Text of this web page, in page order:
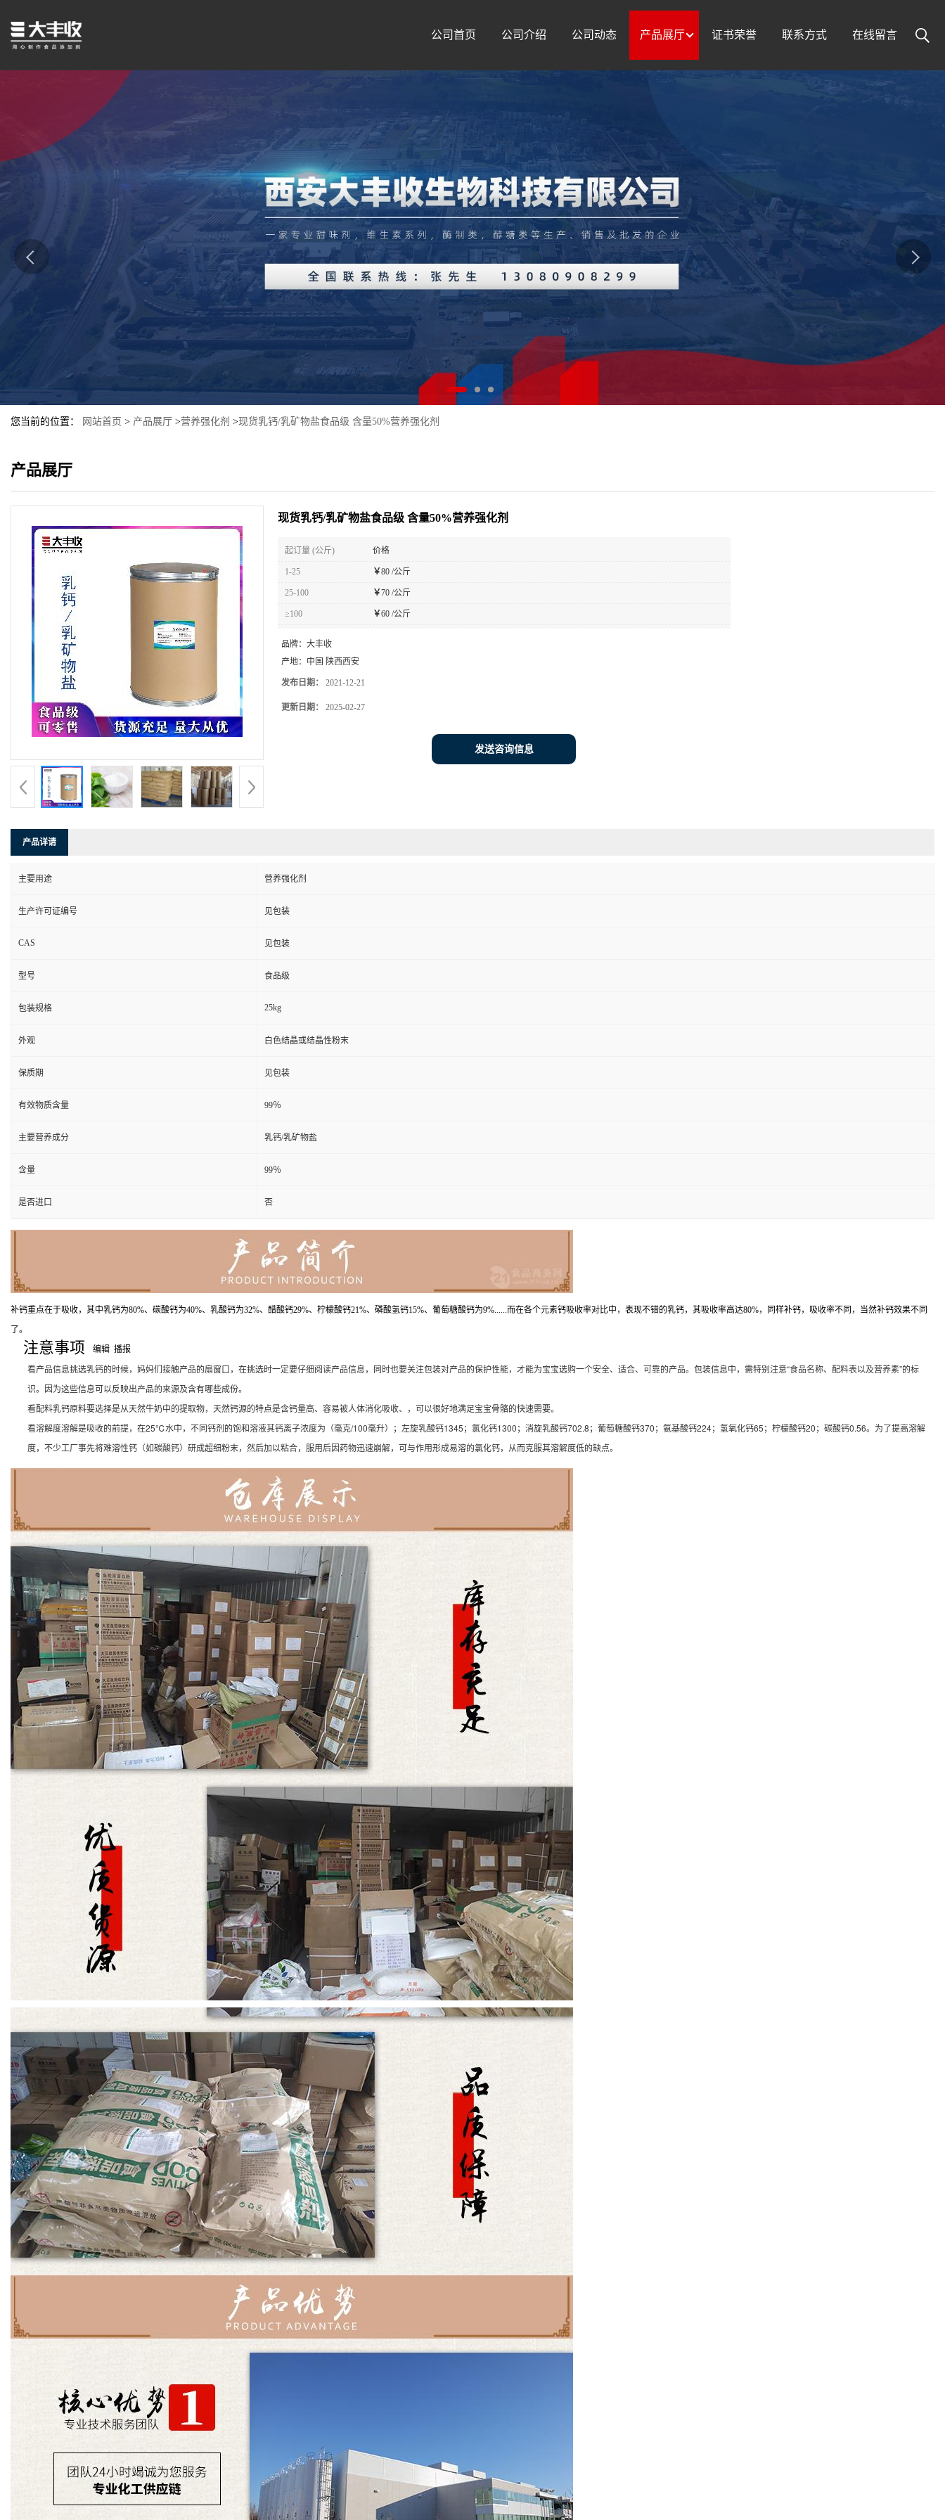
公司首页 公司介绍 公司动态 产品展厅 证书荣誉 联系方式 在线留言
您当前的位置： 网站首页 > 产品展厅 >营养强化剂 >现货乳钙/乳矿物盐食品级 含量50%营养强化剂
产品展厅
现货乳钙/乳矿物盐食品级 含量50%营养强化剂
起订量 (公斤) 价格
1-25 ￥80 /公斤
25-100 ￥70 /公斤
≥100 ￥60 /公斤
品牌： 大丰收
产地： 中国 陕西西安
发布日期： 2021-12-21
更新日期： 2025-02-27
发送咨询信息
产品详请
主要用途 营养强化剂
生产许可证编号 见包装
CAS 见包装
型号 食品级
包装规格 25kg
外观 白色结晶或结晶性粉末
保质期 见包装
有效物质含量 99％
主要营养成分 乳钙/乳矿物盐
含量 99％
是否进口 否
补钙重点在于吸收，其中乳钙为80%、碳酸钙为40%、乳酸钙为32%、醋酸钙29%、柠檬酸钙21%、磷酸氢钙15%、葡萄糖酸钙为9%......而在各个元素钙吸收率对比中，表现不错的乳钙，其吸收率高达80%，同样补钙，吸收率不同，当然补钙效果不同
了。
注意事项 编辑 播报
看产品信息挑选乳钙的时候，妈妈们接触产品的扇窗口，在挑选时一定要仔细阅读产品信息，同时也要关注包装对产品的保护性能，才能为宝宝选购一个安全、适合、可靠的产品。包装信息中，需特别注意“食品名称、配料表以及营养素”的标
识。因为这些信息可以反映出产品的来源及含有哪些成份。
看配料乳钙原料要选择是从天然牛奶中的提取物，天然钙源的特点是含钙量高、容易被人体消化吸收、，可以很好地满足宝宝骨骼的快速需要。
看溶解度溶解是吸收的前提，在25℃水中，不同钙剂的饱和溶液其钙离子浓度为（毫克/100毫升）；左旋乳酸钙1345；氯化钙1300；消旋乳酸钙702.8；葡萄糖酸钙370；氨基酸钙224；氢氧化钙65；柠檬酸钙20；碳酸钙0.56。为了提高溶解
度，不少工厂事先将难溶性钙（如碳酸钙）研成超细粉末，然后加以粘合，服用后因药物迅速崩解，可与作用形成易溶的氯化钙，从而克服其溶解度低的缺点。